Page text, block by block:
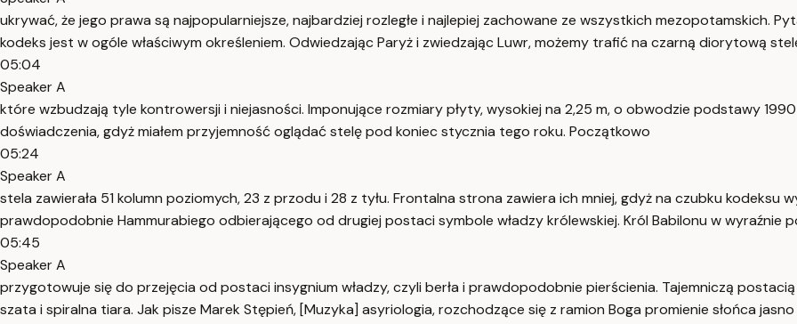
ukrywać, że jego prawa są najpopularniejsze, najbardziej rozległe i najlepiej zachowane ze wszystkich mezopotamskich.
kodeks jest w ogóle właściwym określeniem. Odwiedzając Paryż i zwiedzając Luwr, możemy trafić na czarną diorytową
05:04
Speaker A
które wzbudzają tyle kontrowersji i niejasności. Imponujące rozmiary płyty, wysokiej na 2,25 m, o obwodzie podstawy 1990
doświadczenia, gdyż miałem przyjemność oglądać stelę pod koniec stycznia tego roku. Początkowo
05:24
Speaker A
stela zawierała 51 kolumn poziomych, 23 z przodu i 28 z tyłu. Frontalna strona zawiera ich mniej, gdyż na czubku kodeksu
prawdopodobnie Hammurabiego odbierającego od drugiej postaci symbole władzy królewskiej. Król Babilonu w wyraźnie
05:45
Speaker A
przygotowuje się do przejęcia od postaci insygnium władzy, czyli berła i prawdopodobnie pierścienia. Tajemniczą
szata i spiralna tiara. Jak pisze Marek Stępień, [Muzyka] asyriologia, rozchodzące się z ramion Boga promienie słońca jasno